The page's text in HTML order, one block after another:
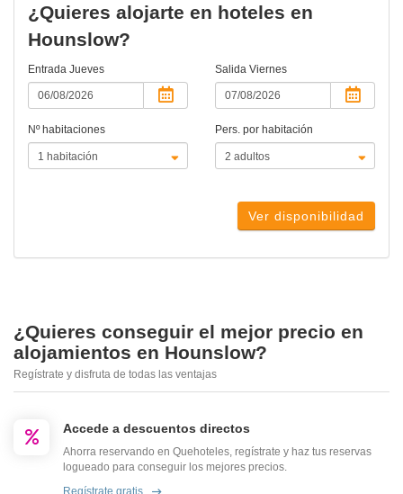
¿Quieres alojarte en hoteles en
Hounslow?
Entrada Jueves Salida Viernes
Nº habitaciones Pers. por habitación
Ver disponibilidad
¿Quieres conseguir el mejor precio en
alojamientos en Hounslow?
Regístrate y disfruta de todas las ventajas
Accede a descuentos directos
Ahorra reservando en Quehoteles, regístrate y haz tus reservas
logueado para conseguir los mejores precios.
Regístrate gratis